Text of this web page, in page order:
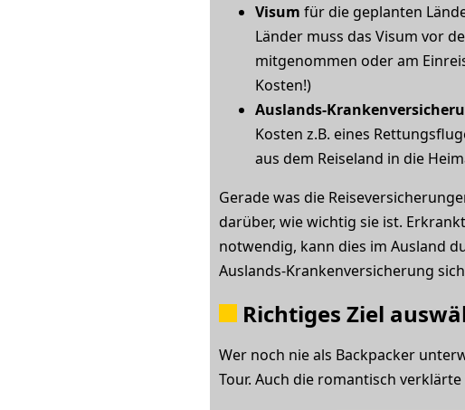
Visum für die geplanten
Länder muss das Visum vor
mitgenommen oder am
Kosten!)
Auslands-
Kosten z.B. eines
aus dem Reiseland in die
Gerade was die
darüber, wie wichtig sie ist.
notwendig, kann dies im Ausland
Auslands-Krankenversicherung
Richtiges Ziel
Wer noch nie als Backpacker
Tour. Auch die romantisch